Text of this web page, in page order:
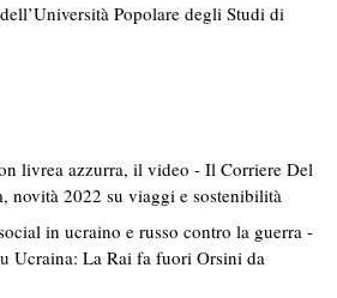
Popolare degli Studi di
livrea azzurra, il video - Il Corriere Del
novità 2022 su viaggi e sostenibilità
in ucraino e russo contro la guerra -
Ucraina: La Rai fa fuori Orsini da